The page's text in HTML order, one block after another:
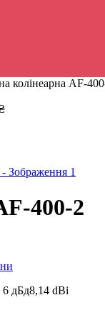
колінеарна AF-
400-2
6 дБд8,14 dBi